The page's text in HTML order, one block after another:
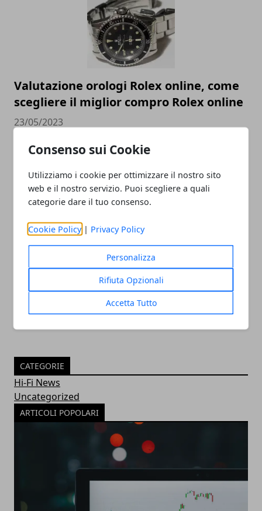
Consenso sui Cookie
Utilizziamo i cookie per ottimizzare il nostro sito
web e il nostro servizio. Puoi scegliere a quali
categorie dare il tuo consenso.
Cookie Policy | Privacy Policy
Personalizza
Rifiuta Opzionali
Accetta Tutto
Valutazione orologi Rolex online, come
scegliere il miglior compro Rolex online
23/05/2023
Come cambia la SEO nel 2023 e perché è
essenziale per la visibilità
CATEGORIE
Hi-Fi News
Uncategorized
ARTICOLI POPOLARI